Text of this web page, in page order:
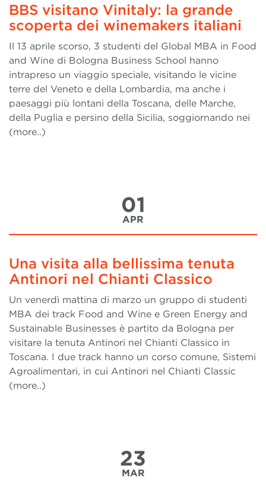
BBS visitano Vinitaly: la grande
scoperta dei winemakers italiani
Il 13 aprile scorso, 3 studenti del Global MBA in Food
and Wine di Bologna Business School hanno
intrapreso un viaggio speciale, visitando le vicine
terre del Veneto e della Lombardia, ma anche i
paesaggi più lontani della Toscana, delle Marche,
della Puglia e persino della Sicilia, soggiornando nei
(more..)
01
APR
Una visita alla bellissima tenuta
Antinori nel Chianti Classico
Un venerdì mattina di marzo un gruppo di studenti
MBA dei track Food and Wine e Green Energy and
Sustainable Businesses è partito da Bologna per
visitare la tenuta Antinori nel Chianti Classico in
Toscana. I due track hanno un corso comune, Sistemi
Agroalimentari, in cui Antinori nel Chianti Classic
(more..)
23
MAR